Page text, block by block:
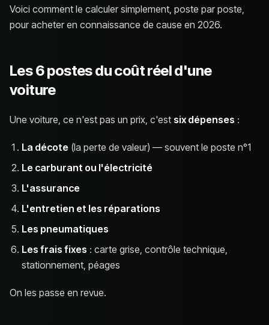
Voici comment le calculer simplement, poste par poste,
pour acheter en connaissance de cause en 2026.
Les 6 postes du coût réel d'une
voiture
Une voiture, ce n'est pas un prix, c'est six dépenses :
La décote (la perte de valeur) — souvent le poste n°1
Le carburant ou l'électricité
L'assurance
L'entretien et les réparations
Les pneumatiques
Les frais fixes : carte grise, contrôle technique,
stationnement, péages
On les passe en revue.